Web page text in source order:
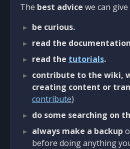
The best advice we can give
be curious.
read the
read the tutorials.
contribute to the wiki,
creating content or
contribute)
do some searching on
always make a backup
before doing anything